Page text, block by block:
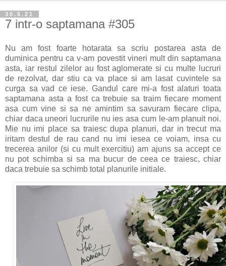
30.5.21
7 intr-o saptamana #305
Nu am fost foarte hotarata sa scriu postarea asta de
duminica pentru ca v-am povestit vineri mult din saptamana
asta, iar restul zilelor au fost aglomerate si cu multe lucruri
de rezolvat, dar stiu ca va place si am lasat cuvintele sa
curga sa vad ce iese. Gandul care mi-a fost alaturi toata
saptamana asta a fost ca trebuie sa traim fiecare moment
asa cum vine si sa ne amintim sa savuram fiecare clipa,
chiar daca uneori lucrurile nu ies asa cum le-am planuit noi.
Mie nu imi place sa traiesc dupa planuri, dar in trecut ma
iritam destul de rau cand nu imi iesea ce voiam, insa cu
trecerea anilor (si cu mult exercitiu) am ajuns sa accept ce
nu pot schimba si sa ma bucur de ceea ce traiesc, chiar
daca trebuie sa schimb total planurile initiale.